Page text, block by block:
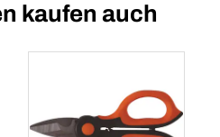
kaufen auch